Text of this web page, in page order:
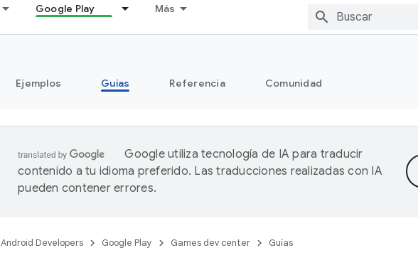
Google Play Más
Ejemplos Guías Referencia Comunidad
Google utiliza tecnología de IA para traducir
contenido a tu idioma preferido. Las traducciones realizadas con IA
pueden contener errores.
Android Developers Google Play Games dev center Guías